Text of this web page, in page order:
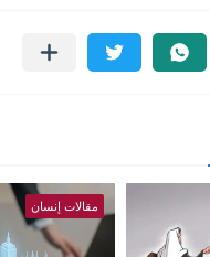
مقالات إنسان